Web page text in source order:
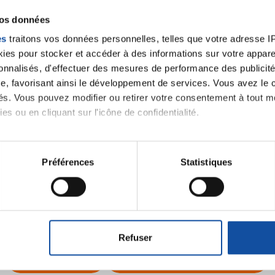
données
traitons vos données personnelles, telles que votre adresse
pour stocker et accéder à des informations sur votre
d'effectuer des mesures de performance des
favorisant ainsi le développement de services. Vous avez le
Vous pouvez modifier ou retirer votre consentement à tout
ou en cliquant sur l'icône de confidentialité.
également :
sur votre localisation géographique qui peuvent être
de vos données personnelles et définir vos
ou retirer votre consentement à tout moment à partir de la
Préférences Statistiques
Refuser
DES CHEVEUX
Lancer une discussion
discussion, vous aurez besoin de vous connecter
Se connecter Créer un nouveau compte